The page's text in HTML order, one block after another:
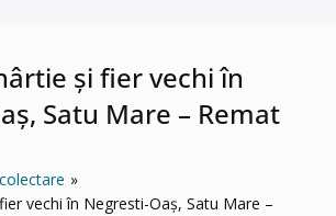
și fier vechi în
Satu Mare – Remat
vechi în Negresti-Oaș, Satu Mare –